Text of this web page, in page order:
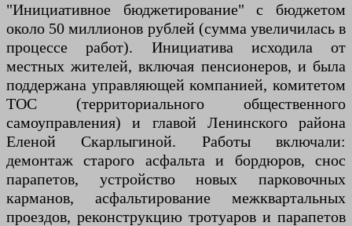
"Инициативное бюджетирование" с бюджетом
около 50 миллионов рублей (сумма увеличилась в
процессе работ). Инициатива исходила от
местных жителей, включая пенсионеров, и была
поддержана управляющей компанией, комитетом
ТОС (территориального общественного
самоуправления) и главой Ленинского района
Еленой Скарлыгиной. Работы включали:
демонтаж старого асфальта и бордюров, снос
парапетов, устройство новых парковочных
карманов, асфальтирование межквартальных
проездов, реконструкцию тротуаров и парапетов